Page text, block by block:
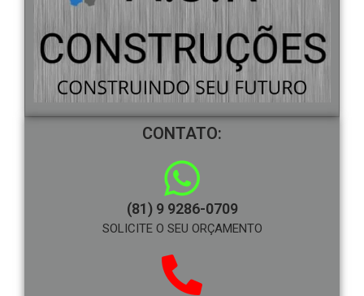
CONTATO:
(81) 9 9286-0709
SOLICITE O SEU ORÇAMENTO